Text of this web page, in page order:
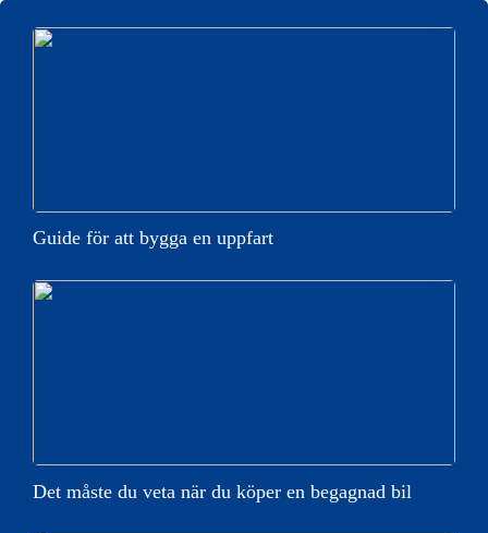
Guide för att bygga en uppfart
Det måste du veta när du köper en begagnad bil